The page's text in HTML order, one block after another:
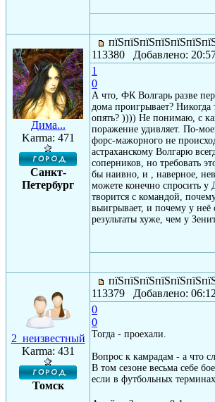
Дима...
Karma: 471
Санкт-
Петербург
113380 Добавлено:
1
0
А что, ФК Волгарь разве
дома проигрывает? Никогда
опять? )))) Не понимаю, с
поражение удивляет. По-
форс-мажорного не
астраханскому Волгарю
соперников, но требовать
бы наивно, и , наверное,
можете конечно спросить
творится с командой,
выигрывает, и почему у неё
результаты хуже, чем у
2_неизвестный
Karma: 431
Томск
113379 Добавлено:
0
0
Тогда - проехали.
Вопрос к камрадам - а что
В том сезоне весьма себе
если в футбольных